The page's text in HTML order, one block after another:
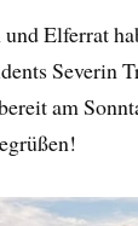
und Elferrat
Severin
am